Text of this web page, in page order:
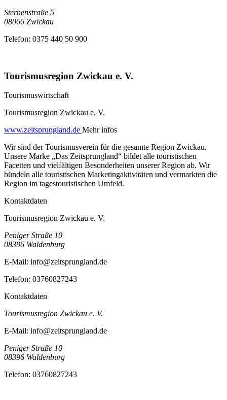
Sternenstraße 5
08066 Zwickau
Telefon: 0375 440 50 900
Tourismusregion Zwickau e. V.
Tourismuswirtschaft
Tourismusregion Zwickau e. V.
www.zeitsprungland.de Mehr infos
Wir sind der Tourismusverein für die gesamte Region Zwickau.
Unsere Marke „Das Zeitsprungland“ bildet alle touristischen
Facetten und vielfältigen Besonderheiten unserer Region ab. Wir
bündeln alle touristischen Marketingaktivitäten und vermarkten die
Region im tagestouristischen Umfeld.
Kontaktdaten
Tourismusregion Zwickau e. V.
Peniger Straße 10
08396 Waldenburg
E-Mail: info@zeitsprungland.de
Telefon: 03760827243
Kontaktdaten
Tourismusregion Zwickau e. V.
E-Mail: info@zeitsprungland.de
Peniger Straße 10
08396 Waldenburg
Telefon: 03760827243